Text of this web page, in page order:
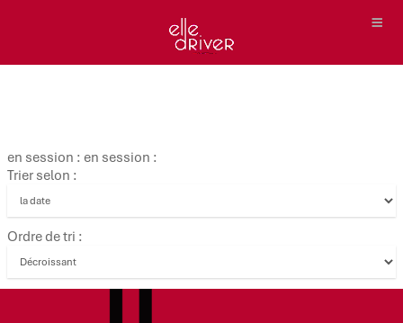
en session : en session :
Trier selon :
Ordre de tri :